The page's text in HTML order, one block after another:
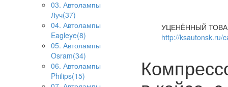
03. Автолампы
Луч(37)
04. Автолампы
Eagleye(8)
05. Автолампы
Osram(34)
06. Автолампы
Philips(15)
УЦЕНЁННЫЙ
http://ksautonsk.ru/